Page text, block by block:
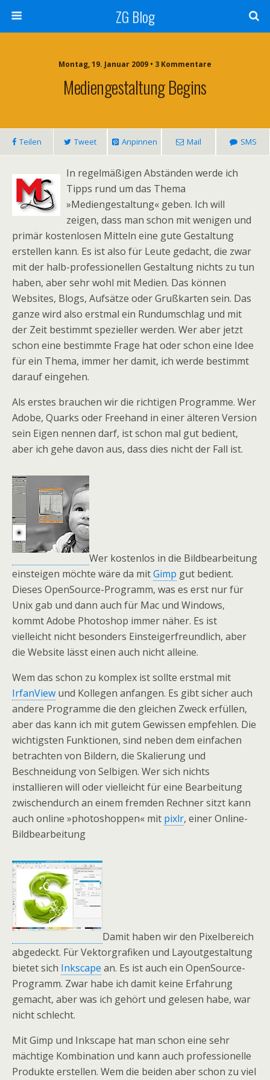
ZG Blog
Montag, 19. Januar 2009 • 3 Kommentare
Mediengestaltung Begins
Teilen Tweet Anpinnen Mail SMS
In regelmäßigen Abständen werde ich
Tipps rund um das Thema
»Mediengestaltung« geben. Ich will
zeigen, dass man schon mit wenigen und
primär kostenlosen Mitteln eine gute Gestaltung
erstellen kann. Es ist also für Leute gedacht, die zwar
mit der halb-professionellen Gestaltung nichts zu tun
haben, aber sehr wohl mit Medien. Das können
Websites, Blogs, Aufsätze oder Grußkarten sein. Das
ganze wird also erstmal ein Rundumschlag und mit
der Zeit bestimmt spezieller werden. Wer aber jetzt
schon eine bestimmte Frage hat oder schon eine Idee
für ein Thema, immer her damit, ich werde bestimmt
darauf eingehen.
Als erstes brauchen wir die richtigen Programme. Wer
Adobe, Quarks oder Freehand in einer älteren Version
sein Eigen nennen darf, ist schon mal gut bedient,
aber ich gehe davon aus, dass dies nicht der Fall ist.
Wer kostenlos in die Bildbearbeitung
einsteigen möchte wäre da mitGimp gut bedient.
Dieses OpenSource-Programm, was es erst nur für
Unix gab und dann auch für Mac und Windows,
kommt Adobe Photoshop immer näher. Es ist
vielleicht nicht besonders Einsteigerfreundlich, aber
die Website lässt einen auch nicht alleine.
Wem das schon zu komplex ist sollte erstmal mit
IrfanView und Kollegen anfangen. Es gibt sicher auch
andere Programme die den gleichen Zweck erfüllen,
aber das kann ich mit gutem Gewissen empfehlen. Die
wichtigsten Funktionen, sind neben dem einfachen
betrachten von Bildern, die Skalierung und
Beschneidung von Selbigen. Wer sich nichts
installieren will oder vielleicht für eine Bearbeitung
zwischendurch an einem fremden Rechner sitzt kann
auch online »photoshoppen« mit pixlr, einer Online-
Bildbearbeitung
Damit haben wir den Pixelbereich
abgedeckt. Für Vektorgrafiken und Layoutgestaltung
bietet sich Inkscape an. Es ist auch ein OpenSource-
Programm. Zwar habe ich damit keine Erfahrung
gemacht, aber was ich gehört und gelesen habe, war
nicht schlecht.
Mit Gimp und Inkscape hat man schon eine sehr
mächtige Kombination und kann auch professionelle
Produkte erstellen. Wem die beiden aber schon zu viel